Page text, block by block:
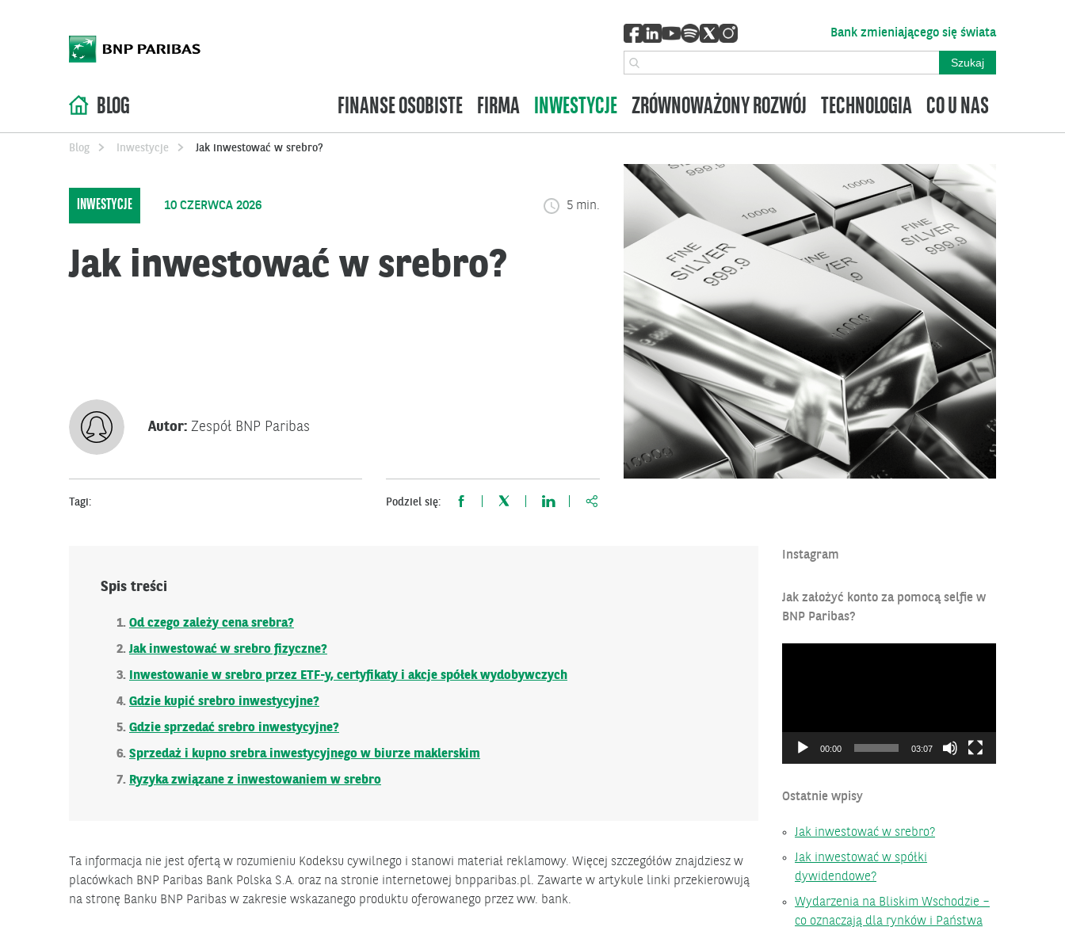
Bank zmieniającego się świata
BLOG FINANSE OSOBISTE FIRMA INWESTYCJE ZRÓWNOWAŻONY ROZWÓJ TECHNOLOGIA CO U NAS
Blog Inwestycje Jak inwestować w srebro?
INWESTYCJE 10 CZERWCA 2026 5 min.
Jak inwestować w srebro?
Autor: Zespół BNP Paribas
Tagi: Podziel się: https://www.bnpparibas.pl/blog/jak-inwestowac-w-srebro
Spis treści
Od czego zależy cena srebra?
Jak inwestować w srebro fizyczne?
Inwestowanie w srebro przez ETF-y, certyfikaty i akcje spółek wydobywczych
Gdzie kupić srebro inwestycyjne?
Gdzie sprzedać srebro inwestycyjne?
Sprzedaż i kupno srebra inwestycyjnego w biurze maklerskim
Ryzyka związane z inwestowaniem w srebro
Ta informacja nie jest ofertą w rozumieniu Kodeksu cywilnego i stanowi materiał reklamowy. Więcej szczegółów znajdziesz w
placówkach BNP Paribas Bank Polska S.A. oraz na stronie internetowej bnpparibas.pl. Zawarte w artykule linki przekierowują
na stronę Banku BNP Paribas w zakresie wskazanego produktu oferowanego przez ww. bank.
Instagram
Jak założyć konto za pomocą selfie w
BNP Paribas?
00:00 03:07
Ostatnie wpisy
Jak inwestować w srebro?
Jak inwestować w spółki
dywidendowe?
Wydarzenia na Bliskim Wschodzie –
co oznaczają dla rynków i Państwa